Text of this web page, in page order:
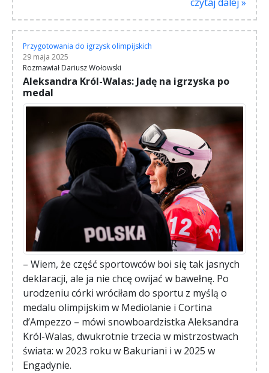
Przygotowania do igrzysk olimpijskich
29 maja 2025
Rozmawiał Dariusz Wołowski
Aleksandra Król-Walas: Jadę na igrzyska po
medal
– Wiem, że część sportowców boi się tak jasnych
deklaracji, ale ja nie chcę owijać w bawełnę. Po
urodzeniu córki wróciłam do sportu z myślą o
medalu olimpijskim w Mediolanie i Cortina
d’Ampezzo – mówi snowboardzistka Aleksandra
Król-Walas, dwukrotnie trzecia w mistrzostwach
świata: w 2023 roku w Bakuriani i w 2025 w
Engadynie.